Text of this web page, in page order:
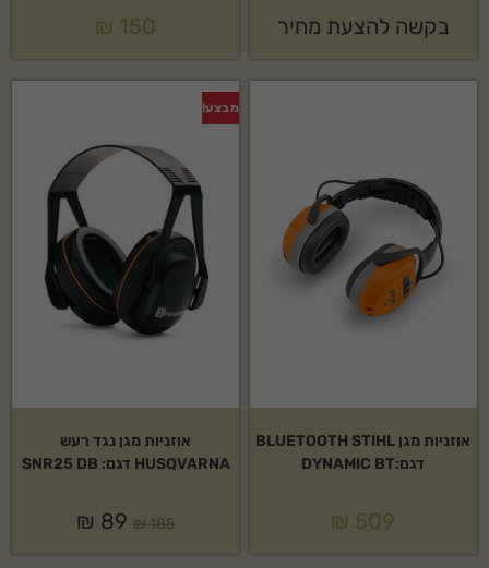
בקשה להצעת מחיר ₪ 150
אוזניות מגן BLUETOOTH STIHL
דגם:DYNAMIC BT
₪ 509
מבצע!
אוזניות מגן נגד רעש
HUSQVARNA דגם: SNR25 DB
₪185
₪ 89